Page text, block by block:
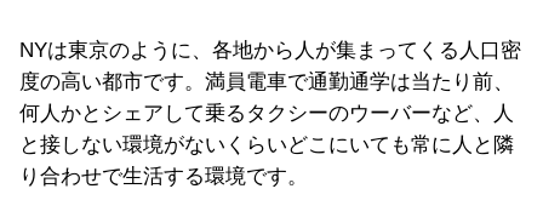
NYは東京のように、各地から人が集まってくる人口密
度の高い都市です。満員電車で通勤通学は当たり前、
何人かとシェアして乗るタクシーのウーバーなど、人
と接しない環境がないくらいどこにいても常に人と隣
り合わせで生活する環境です。